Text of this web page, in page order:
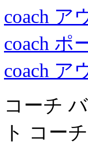
coach ア
coach ポ
coach ア
コーチ
ト コー